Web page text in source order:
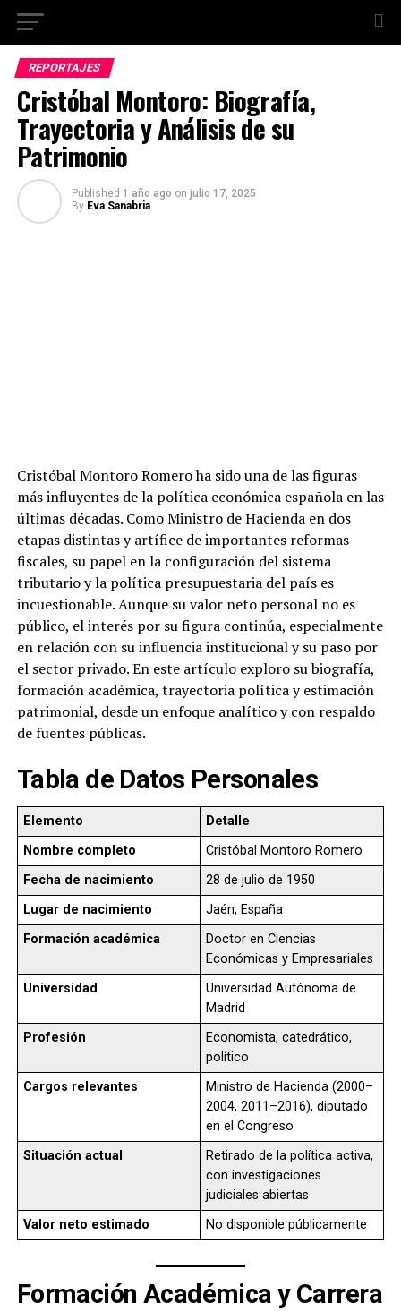
REPORTAJES
Cristóbal Montoro: Biografía,
Trayectoria y Análisis de su
Patrimonio
Published 1 año ago on julio 17, 2025
By Eva Sanabria
Cristóbal Montoro Romero ha sido una de las figuras
más influyentes de la política económica española en las
últimas décadas. Como Ministro de Hacienda en dos
etapas distintas y artífice de importantes reformas
fiscales, su papel en la configuración del sistema
tributario y la política presupuestaria del país es
incuestionable. Aunque su valor neto personal no es
público, el interés por su figura continúa, especialmente
en relación con su influencia institucional y su paso por
el sector privado. En este artículo exploro su biografía,
formación académica, trayectoria política y estimación
patrimonial, desde un enfoque analítico y con respaldo
de fuentes públicas.
Tabla de Datos Personales
Elemento
Detalle
Nombre completo
Cristóbal Montoro Romero
Fecha de nacimiento
28 de julio de 1950
Lugar de nacimiento
Jaén, España
Formación académica
Doctor en Ciencias
Económicas y Empresariales
Universidad
Universidad Autónoma de
Madrid
Profesión
Economista, catedrático,
político
Cargos relevantes
Ministro de Hacienda (2000–
2004, 2011–2016), diputado
en el Congreso
Situación actual
Retirado de la política activa,
con investigaciones
judiciales abiertas
Valor neto estimado
No disponible públicamente
Formación Académica y Carrera